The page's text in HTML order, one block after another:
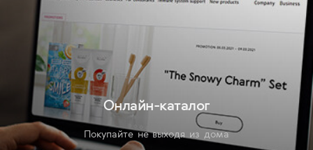
Онлайн-каталог
Покупайте не выходя из дома